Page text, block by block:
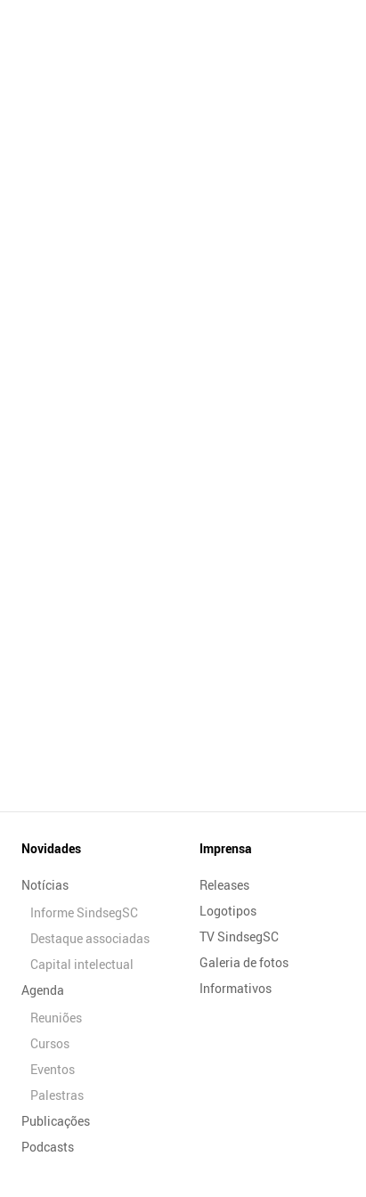
Novidades
Notícias
Informe SindsegSC
Destaque associadas
Capital intelectual
Agenda
Reuniões
Cursos
Eventos
Palestras
Publicações
Podcasts
Imprensa
Releases
Logotipos
TV SindsegSC
Galeria de fotos
Informativos